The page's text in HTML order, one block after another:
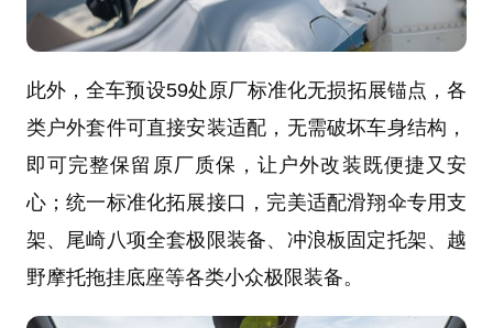
此外，全车预设59处原厂标准化无损拓展锚点，各
类户外套件可直接安装适配，无需破坏车身结构，
即可完整保留原厂质保，让户外改装既便捷又安
心；统一标准化拓展接口，完美适配滑翔伞专用支
架、尾崎八项全套极限装备、冲浪板固定托架、越
野摩托拖挂底座等各类小众极限装备。